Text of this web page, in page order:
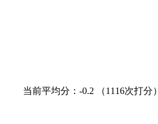
当前平均分： -0.2 （1116次打分）